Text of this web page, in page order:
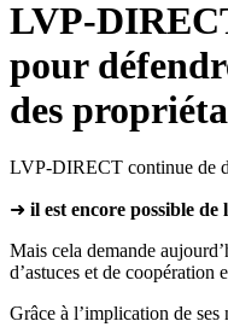
LVP-
pour
des
LVP-DIRECT continue de
➜ il est encore possible
Mais cela demande
d’astuces et de coopération
Grâce à l’implication de ses